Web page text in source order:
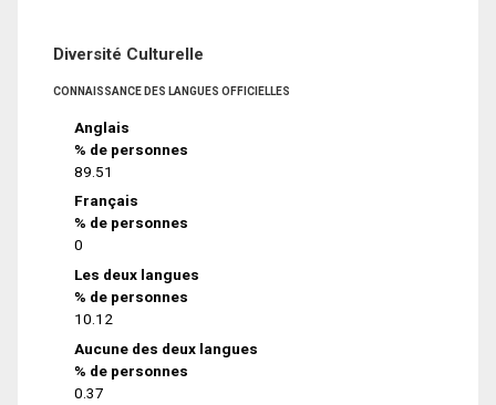
Diversité Culturelle
CONNAISSANCE DES LANGUES OFFICIELLES
Anglais
% de personnes
89.51
Français
% de personnes
0
Les deux langues
% de personnes
10.12
Aucune des deux langues
% de personnes
0.37